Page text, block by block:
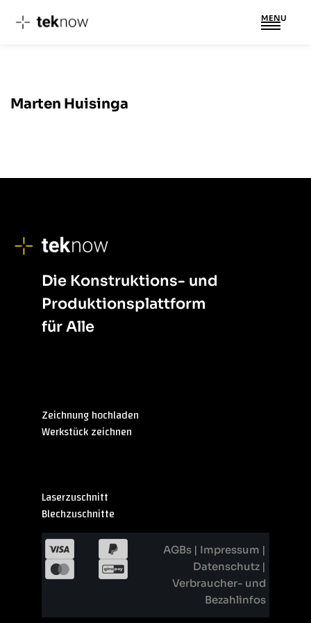
MENU
Marten Huisinga
Die Konstruktions- und
Produktionsplattform
für Alle
Zeichnung hochladen
Werkstück zeichnen
Laserzuschnitt
Blechzuschnitte
AGBs | Impressum |
Datenschutz |
Verbraucher- und
Bezahlinfos